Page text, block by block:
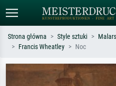
Szukaj wg artysty, tytułu lub stylu – np.
Monet, Gwiaździsta noc,
Strona główna Style sztuki
Francis Wheatley
Noc